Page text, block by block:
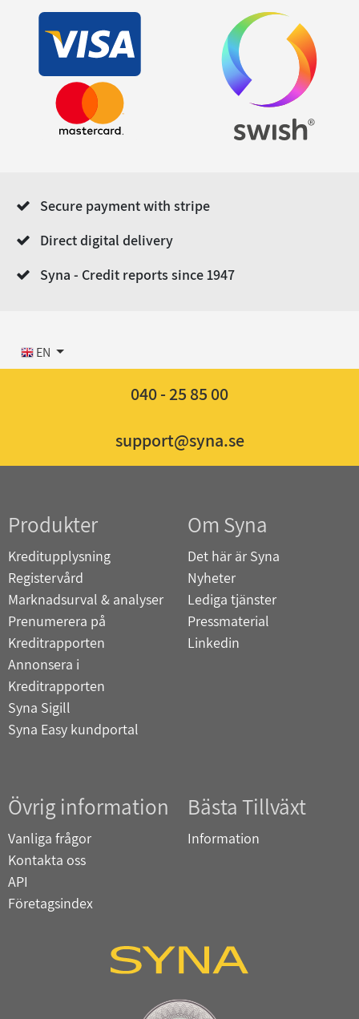
Secure payment with stripe
Direct digital delivery
Syna - Credit reports since 1947
EN
040 - 25 85 00
support@syna.se
Produkter
Kreditupplysning
Registervård
Marknadsurval & analyser
Prenumerera på
Kreditrapporten
Annonsera i
Kreditrapporten
Syna Sigill
Syna Easy kundportal
Om Syna
Det här är Syna
Nyheter
Lediga tjänster
Pressmaterial
Linkedin
Övrig information
Vanliga frågor
Kontakta oss
API
Företagsindex
Bästa Tillväxt
Information